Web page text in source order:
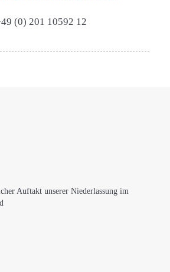
(0) 201 10592 12
Auftakt unserer Niederlassung im